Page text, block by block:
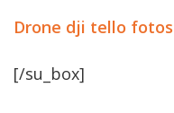
Drone dji tello fotos
[/su_box]